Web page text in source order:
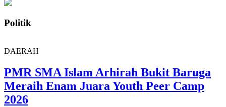
Politik
DAERAH
PMR SMA Islam Arhirah Bukit Baruga
Meraih Enam Juara Youth Peer Camp
2026